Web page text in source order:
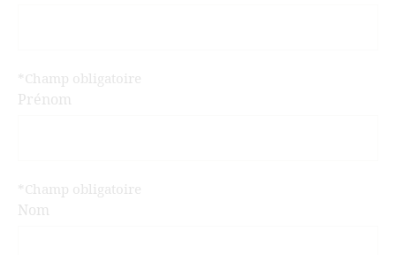
*Champ obligatoire
Prénom
*Champ obligatoire
Nom